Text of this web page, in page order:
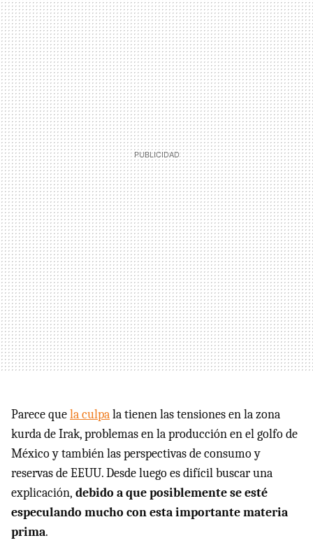
Parece quela culpala tienen las tensiones en la zona
kurda de Irak, problemas en la producción en el golfo de
México y también las perspectivas de consumo y
reservas de EEUU. Desde luego es difícil buscar una
explicación, debido a que posiblemente se esté
especulando mucho con esta importante materia
prima.